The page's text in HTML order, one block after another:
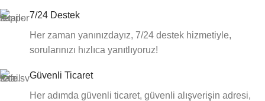
7/24 Destek
Her zaman yanınızdayız, 7/24 destek hizmetiyle,
sorularınızı hızlıca yanıtlıyoruz!
Güvenli Ticaret
Her adımda güvenli ticaret, güvenli alışverişin adresi,